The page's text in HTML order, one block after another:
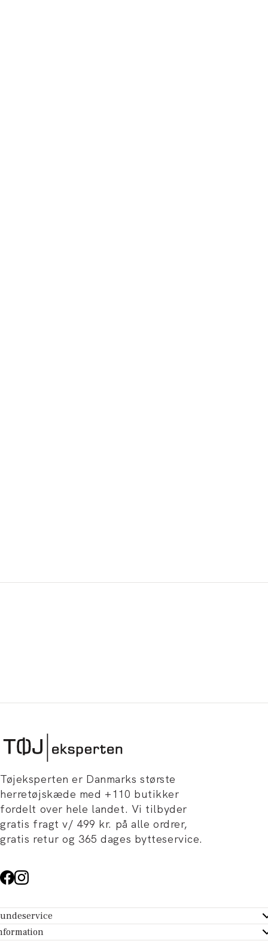
Tøjeksperten er Danmarks største
herretøjskæde med +110 butikker
fordelt over hele landet. Vi tilbyder
gratis fragt v/ 499 kr. på alle ordrer,
gratis retur og 365 dages bytteservice.
- Hjælpecenter
Tøjeksperten